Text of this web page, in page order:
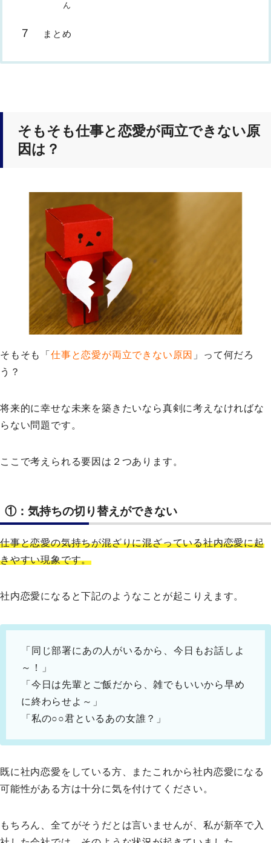
ん
まとめ
そもそも仕事と恋愛が両立できない原
因は？
そもそも「 仕事と恋愛が両立できない原因 」って何だろ
う？
将来的に幸せな未来を築きたいなら真剣に考えなければな
らない問題です。
ここで考えられる要因は２つあります。
①：気持ちの切り替えができない
仕事と恋愛の気持ちが混ざりに混ざっている社内恋愛に起
きやすい現象です。
社内恋愛になると下記のようなことが起こりえます。
「同じ部署にあの人がいるから、今日もお話しよ
～！」
「今日は先輩とご飯だから、雑でもいいから早め
に終わらせよ～」
「私の○○君といるあの女誰？」
既に社内恋愛をしている方、またこれから社内恋愛になる
可能性がある方は十分に気を付けてください。
もちろん、全てがそうだとは言いませんが、私が新卒で入